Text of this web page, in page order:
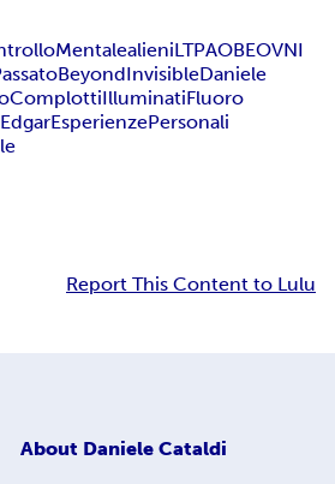
MentalealieniLTPAOBEOVNI
BeyondInvisibleDaniele
ComplottiIlluminatiFluoro
EdgarEsperienzePersonali
Report This Content to Lulu
About Daniele Cataldi